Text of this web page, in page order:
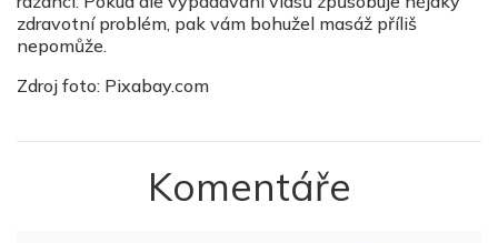
zdravotní problém, pak vám bohužel masáž příliš
nepomůže.
Zdroj foto: Pixabay.com
Komentáře